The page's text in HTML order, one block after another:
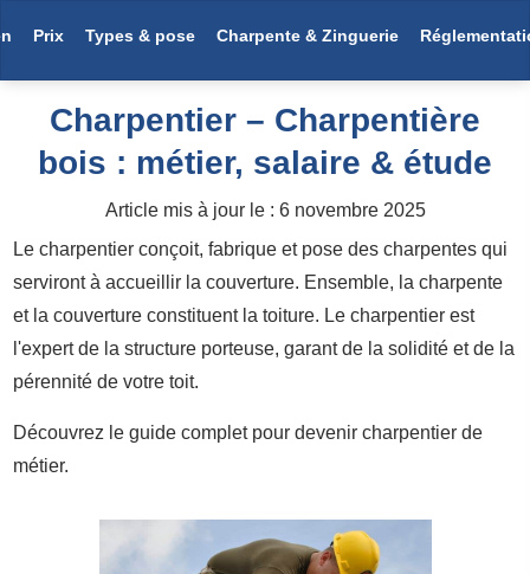
Prix Types & pose Charpente & Zinguerie
Charpentier – Charpentière
bois : métier, salaire & étude
Article mis à jour le : 6 novembre 2025
Le charpentier conçoit, fabrique et pose des charpentes qui
serviront à accueillir la couverture. Ensemble, la charpente
et la couverture constituent la toiture. Le charpentier est
l'expert de la structure porteuse, garant de la solidité et de la
pérennité de votre toit.
Découvrez le guide complet pour devenir charpentier de
métier.